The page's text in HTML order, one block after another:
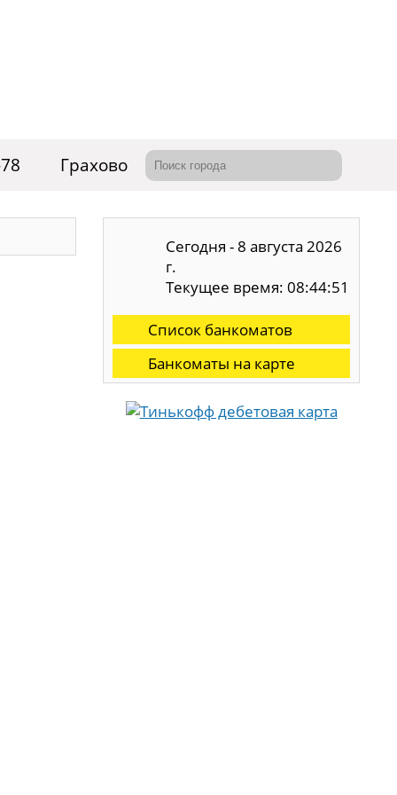
Грахово
Сегодня - 8 августа 2026
г.
Текущее время: 08:44:52
Список банкоматов
Банкоматы на карте